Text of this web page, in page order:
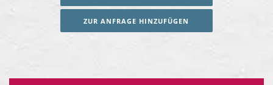
ZUR ANFRAGE HINZUFÜGEN